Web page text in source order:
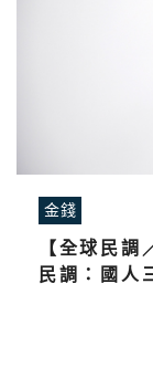
金錢
【全球民調
民調：國人